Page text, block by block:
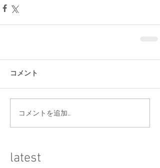
コメント
コメントを追加…
​latest